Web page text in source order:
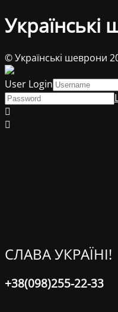
Українські
СЛАВА УКРАЇНІ!
+38(098)255-22-33
© Українські шеврони
User Login